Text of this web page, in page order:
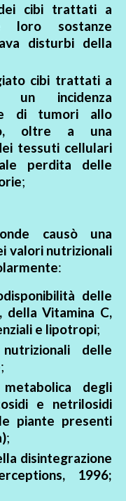
cibi trattati a
loro sostanze
disturbi della
cibi trattati a
un incidenza
di tumori allo
oltre a una
tessuti cellulari
perdita delle
;
causò una
valori nutrizionali
:
delle
della Vitamina C,
e lipotropi;
delle
;
degli
e netrilosidi
piante presenti
;
disintegrazione
1996;